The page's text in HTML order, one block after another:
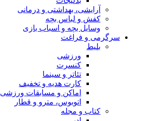
آرایشی، بهداشتی و درمانی
کفش و لباس بچه
وسایل بچه و اسباب بازی
سرگرمی و فراغت
بلیط
ورزشی
کنسرت
تئاتر و سینما
کارت هدیه و تخفیف
اماکن و مسابقات ورزشی
اتوبوس، مترو و قطار
کتاب و مجله